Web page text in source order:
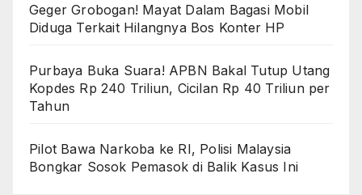
Geger Grobogan! Mayat Dalam Bagasi Mobil
Diduga Terkait Hilangnya Bos Konter HP
Purbaya Buka Suara! APBN Bakal Tutup Utang
Kopdes Rp 240 Triliun, Cicilan Rp 40 Triliun per
Tahun
Pilot Bawa Narkoba ke RI, Polisi Malaysia
Bongkar Sosok Pemasok di Balik Kasus Ini